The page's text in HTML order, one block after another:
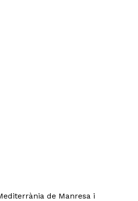
de Manresa i